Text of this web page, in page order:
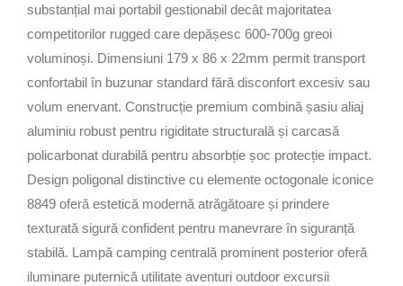
substanțial mai portabil gestionabil decât majoritatea
competitorilor rugged care depășesc 600-700g greoi
voluminoși. Dimensiuni 179 x 86 x 22mm permit transport
confortabil în buzunar standard fără disconfort excesiv sau
volum enervant. Construcție premium combină șasiu aliaj
aluminiu robust pentru rigiditate structurală și carcasă
policarbonat durabilă pentru absorbție șoc protecție impact.
Design poligonal distinctive cu elemente octogonale iconice
8849 oferă estetică modernă atrăgătoare și prindere
texturată sigură confident pentru manevrare în siguranță
stabilă. Lampă camping centrală prominent posterior oferă
iluminare puternică utilitate aventuri outdoor excursii